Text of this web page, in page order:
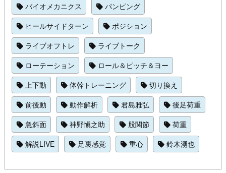
バイオメカニクス
パンピング
ヒールサイドターン
ポジション
ライブオフトレ
ライブトーク
ローテーション
ロール＆ピッチ＆ヨー
上下動
体幹トレーニング
切り換え
前後動
動作解析 君島雅弘
後足荷重
急斜面
神野愼之助 股関節
荷重
解説LIVE
足裏感覚 重心 鈴木湧也